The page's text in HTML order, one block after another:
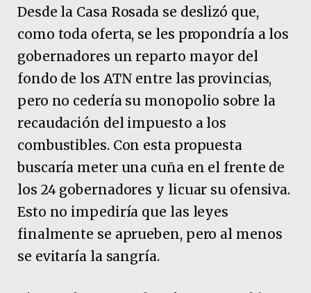
Desde la Casa Rosada se deslizó que,
como toda oferta, se les propondría a los
gobernadores un reparto mayor del
fondo de los ATN entre las provincias,
pero no cedería su monopolio sobre la
recaudación del impuesto a los
combustibles. Con esta propuesta
buscaría meter una cuña en el frente de
los 24 gobernadores y licuar su ofensiva.
Esto no impediría que las leyes
finalmente se aprueben, pero al menos
se evitaría la sangría.